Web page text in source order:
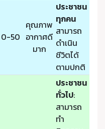
0-50
คุณภาพ
อากาศดี
มาก
ประชาชน
ทุกคน
สามารถ
ดำเนิน
ชีวิตได้
ตามปกติ
ประชาชน
ทั่วไป:
สามารถ
ทำ